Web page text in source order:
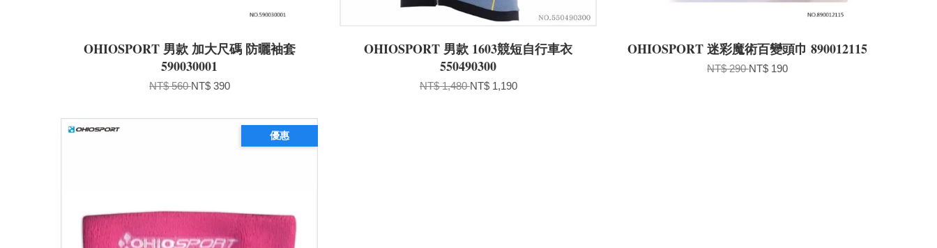
OHIOSPORT 男款 加大尺碼 防曬袖套
590030001
NT$ 560NT$ 390
OHIOSPORT 男款 1603競短自行車衣
550490300
NT$ 1,480NT$ 1,190
OHIOSPORT 迷彩魔術百變頭巾 890012115
NT$ 290NT$ 190
優惠